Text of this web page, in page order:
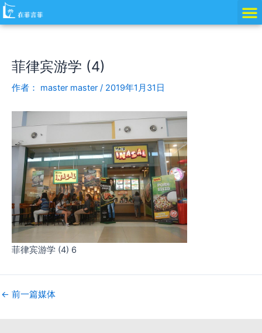
跳
至
菲律宾游学 (4)
作者： master master / 2019年1月31日
菲律宾游学 (4) 6
Post
navigation
← 前一篇媒体